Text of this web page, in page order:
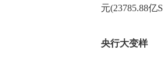
元(23785.88亿
央行大变样